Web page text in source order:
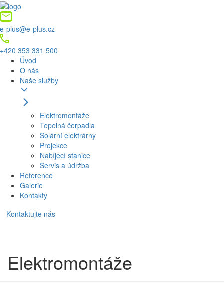
e-plus@e-plus.cz
+420 353 331 500
Úvod
O nás
Naše služby
Elektromontáže
Tepelná čerpadla
Solární elektrárny
Projekce
Nabíjecí stanice
Servis a údržba
Reference
Galerie
Kontakty
Kontaktujte nás
Elektromontáže